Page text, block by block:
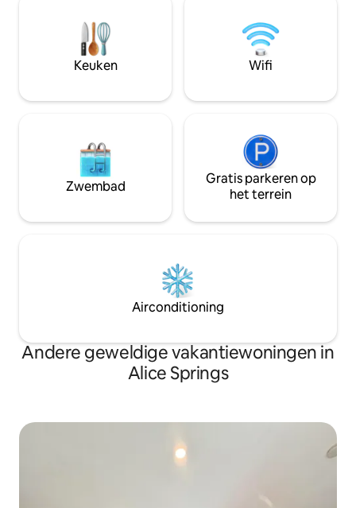
gelegen in de buurt van lokale
bezienswaardigheden, cafés en winkels.
We kijken ernaar uit je binnenkort te
mogen verwelkomen voor een
Alice Springs,
luchthaven, 5
Vietnamees
Sanctuary en
Keuken Wifi
Zwembad
Gratis parkeren op
het terrein
Airconditioning
Andere geweldige vakantiewoningen in
Alice Springs